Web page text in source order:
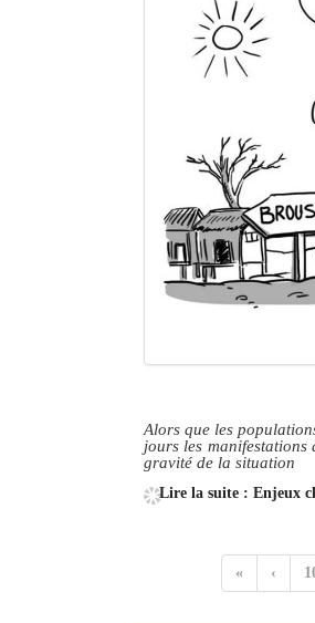
Alors que les
jours les
gravité de la situation
Lire la suite : Enjeux
« ‹